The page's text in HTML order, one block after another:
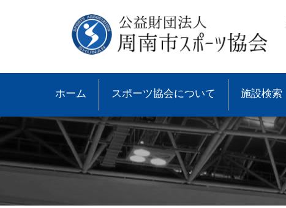
ホーム スポーツ協会について 施設検索